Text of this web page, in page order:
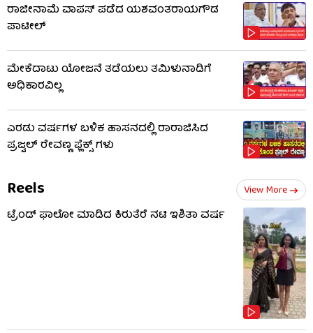
ರಾಜೀನಾಮೆ ವಾಪಸ್ ಪಡೆದ ಯಶವಂತರಾಯಗೌಡ
ಪಾಟೀಲ್
ಮೇಕೆದಾಟು ಯೋಜನೆ ತಡೆಯಲು ತಮಿಳುನಾಡಿಗೆ
ಅಧಿಕಾರವಿಲ್ಲ
ಎರಡು ವರ್ಷಗಳ ಬಳಿಕ ಹಾಸನದಲ್ಲಿ ರಾರಾಜಿಸಿದ
ಪ್ರಜ್ವಲ್ ರೇವಣ್ಣ ಫ್ಲೆಕ್ಸ್ ಗಳು
Reels View More
ಟ್ರೆಂಡ್​​ ಫಾಲೋ ಮಾಡಿದ ಕಿರುತೆರೆ ನಟಿ ಇಶಿತಾ ವರ್ಷ